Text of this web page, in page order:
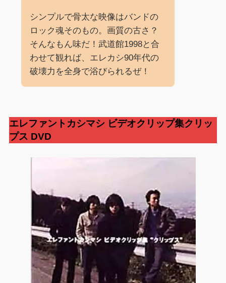
シンプルで骨太な映像はバンドの
ロック魂そのもの。画質の古さ？
そんなもん味だ！武道館1998と合
わせて観れば、エレカシ90年代の
破壊力を全身で浴びられるぜ！
エレファントカシマシ ビデオクリップ集クリッ
プス DVD